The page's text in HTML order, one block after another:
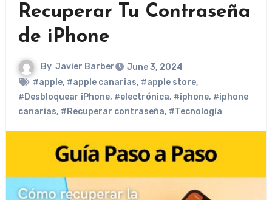
Recuperar Tu Contraseña
de iPhone
By Javier Barber
June 3, 2024
#apple, #apple canarias, #apple store,
#Desbloquear iPhone, #electrónica, #iphone, #iphone
canarias, #Recuperar contraseña, #Tecnología